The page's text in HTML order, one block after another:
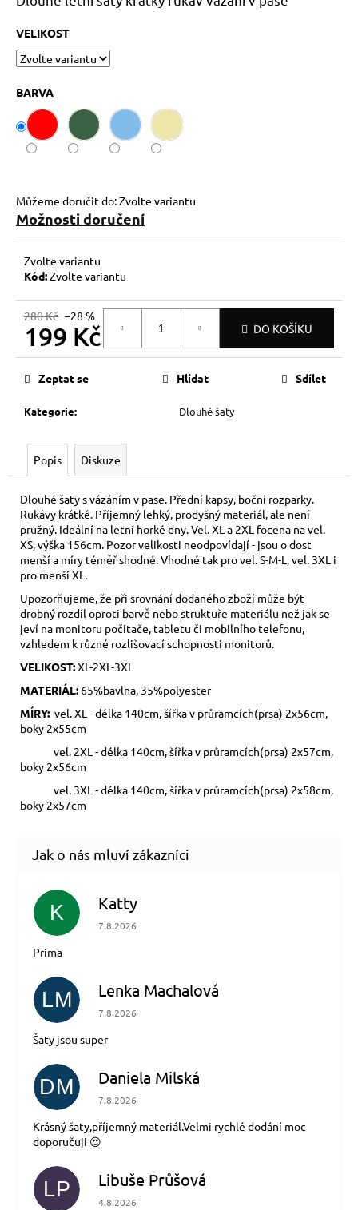
VELIKOST
BARVA
Můžeme doručit do:Zvolte variantu
Možnosti doručení
Zvolte variantu
Kód:Zvolte variantu
280 Kč –28 %
199 Kč
Měrná
DO KOŠÍKU
Kategorie: Dlouhé šaty
Zeptat se Hlídat Sdílet
Popis Diskuze
Dlouhé šaty s vázáním v pase. Přední kapsy, boční rozparky.
Rukávy krátké. Příjemný lehký, prodyšný materiál, ale není
pružný. Ideální na letní horké dny. Vel. XL a 2XL focena na vel.
XS, výška 156cm. Pozor velikosti neodpovídají - jsou o dost
menší a míry téměř shodné. Vhodné tak pro vel. S-M-L, vel. 3XL i
pro menší XL.
Upozorňujeme, že při srovnání dodaného zboží může být
drobný rozdíl oproti barvě nebo struktuře materiálu než jak se
jeví na monitoru počítače, tabletu či mobilního telefonu,
vzhledem k různé rozlišovací schopnosti monitorů.
VELIKOST:XL-2XL-3XL
MATERIÁL: 65%bavlna, 35%polyester
MÍRY: vel. XL - délka 140cm, šířka v průramcích(prsa) 2x56cm,
boky 2x55cm
vel. 2XL - délka 140cm, šířka v průramcích(prsa) 2x57cm,
boky 2x56cm
vel. 3XL - délka 140cm, šířka v průramcích(prsa) 2x58cm,
boky 2x57cm
K Katty
Hodnocení obchodu je 5 z 5 hvězdiček.
7.8.2026
Prima
LM Lenka Machalová
Hodnocení obchodu je 5 z 5 hvězdiček.
7.8.2026
Šaty jsou super
DM Daniela Milská
Hodnocení obchodu je 5 z 5 hvězdiček.
7.8.2026
Krásný šaty,příjemný materiál.Velmi rychlé dodání moc
doporučuji 😍
LP Libuše Průšová
Hodnocení obchodu je 5 z 5 hvězdiček.
4.8.2026
j
e
m
e